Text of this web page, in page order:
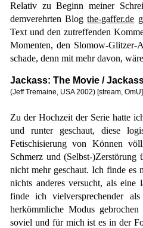
Relativ zu Beginn meiner
demverehrten Blogthe-gaffer.de
Text und den zutreffenden
Momenten, den Slomow-Glitzer-
schade, denn mit mehr davon,
Jackass: The Movie /
(Jeff Tremaine, USA 2002) [stream, OmU]
Zu der Hochzeit der Serie hatte
und runter geschaut, diese
Fetischisierung von Können
Schmerz und (Selbst-
nicht mehr geschaut. Ich finde es
nichts anderes versucht, als
finde ich vielversprechender
herkömmliche Modus
soviel und für mich ist es in der